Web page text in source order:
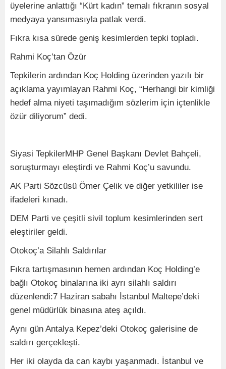
üyelerine anlattığı “Kürt kadın” temalı fıkranın sosyal
medyaya yansımasıyla patlak verdi.
Fıkra kısa sürede geniş kesimlerden tepki topladı.
Rahmi Koç’tan Özür
Tepkilerin ardından Koç Holding üzerinden yazılı bir
açıklama yayımlayan Rahmi Koç, “Herhangi bir kimliği
hedef alma niyeti taşımadığım sözlerim için içtenlikle
özür diliyorum” dedi.
Siyasi TepkilerMHP Genel Başkanı Devlet Bahçeli,
soruşturmayı eleştirdi ve Rahmi Koç’u savundu.
AK Parti Sözcüsü Ömer Çelik ve diğer yetkililer ise
ifadeleri kınadı.
DEM Parti ve çeşitli sivil toplum kesimlerinden sert
eleştiriler geldi.
Otokoç’a Silahlı Saldırılar
Fıkra tartışmasının hemen ardından Koç Holding’e
bağlı Otokoç binalarına iki ayrı silahlı saldırı
düzenlendi:7 Haziran sabahı İstanbul Maltepe’deki
genel müdürlük binasına ateş açıldı.
Aynı gün Antalya Kepez’deki Otokoç galerisine de
saldırı gerçekleşti.
Her iki olayda da can kaybı yaşanmadı. İstanbul ve